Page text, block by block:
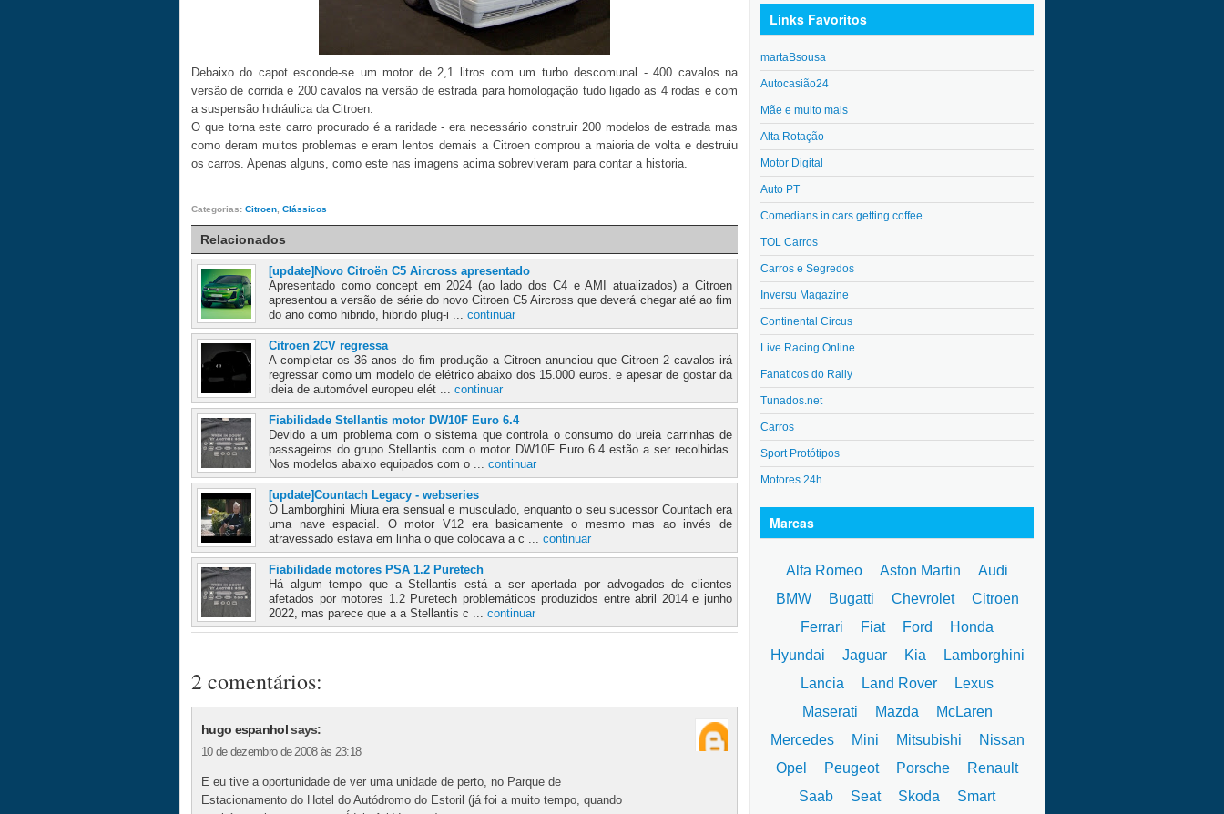
Debaixo do capot esconde-se um motor de 2,1 litros com um turbo descomunal - 400 cavalos na
versão de corrida e 200 cavalos na versão de estrada para homologação tudo ligado as 4 rodas e com
a suspensão hidráulica da Citroen.
O que torna este carro procurado é a raridade - era necessário construir 200 modelos de estrada mas
como deram muitos problemas e eram lentos demais a Citroen comprou a maioria de volta e destruiu
os carros. Apenas alguns, como este nas imagens acima sobreviveram para contar a historia.
Categorias: Citroen Clássicos
Relacionados
[update]Novo Citroën C5 Aircross apresentado
Apresentado como concept em 2024 (ao lado dos C4 e AMI atualizados) a Citroen
apresentou a versão de série do novo Citroen C5 Aircross que deverá chegar até ao fim
do ano como hibrido, hibrido plug-i ... continuar
Citroen 2CV regressa
A completar os 36 anos do fim produção a Citroen anunciou que Citroen 2 cavalos irá
regressar como um modelo de elétrico abaixo dos 15.000 euros. e apesar de gostar da
ideia de automóvel europeu elét ... continuar
Fiabilidade Stellantis motor DW10F Euro 6.4
Devido a um problema com o sistema que controla o consumo do ureia carrinhas de
passageiros do grupo Stellantis com o motor DW10F Euro 6.4 estão a ser recolhidas.
Nos modelos abaixo equipados com o ... continuar
[update]Countach Legacy - webseries
O Lamborghini Miura era sensual e musculado, enquanto o seu sucessor Countach era
uma nave espacial. O motor V12 era basicamente o mesmo mas ao invés de
atravessado estava em linha o que colocava a c ... continuar
Fiabilidade motores PSA 1.2 Puretech
Há algum tempo que a Stellantis está a ser apertada por advogados de clientes
afetados por motores 1.2 Puretech problemáticos produzidos entre abril 2014 e junho
2022, mas parece que a a Stellantis c ... continuar
2 comentários:
hugo espanholsays:
10 de dezembro de 2008 às 23:18
E eu tive a oportunidade de ver uma unidade de perto, no Parque de
Estacionamento do Hotel do Autódromo do Estoril (já foi a muito tempo, quando
Links Favoritos
martaBsousa
Autocasião24
Mãe e muito mais
Alta Rotação
Motor Digital
Auto PT
Comedians in cars getting coffee
TOL Carros
Carros e Segredos
Inversu Magazine
Continental Circus
Live Racing Online
Fanaticos do Rally
Tunados.net
Carros
Sport Protótipos
Motores 24h
Marcas
Alfa Romeo Aston Martin
Audi
BMW
Bugatti Chevrolet
Citroen
Ferrari
Fiat Ford
Honda
Hyundai
Jaguar Kia
Lamborghini
Lancia
Land Rover
Lexus
Maserati
Mazda
McLaren
Mercedes
Mini Mitsubishi
Nissan
Opel
Peugeot Porsche
Renault
Saab
Seat Skoda Smart